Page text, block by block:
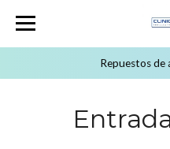
Repuestos de